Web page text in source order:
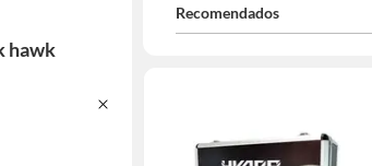
hawk
Recomendados